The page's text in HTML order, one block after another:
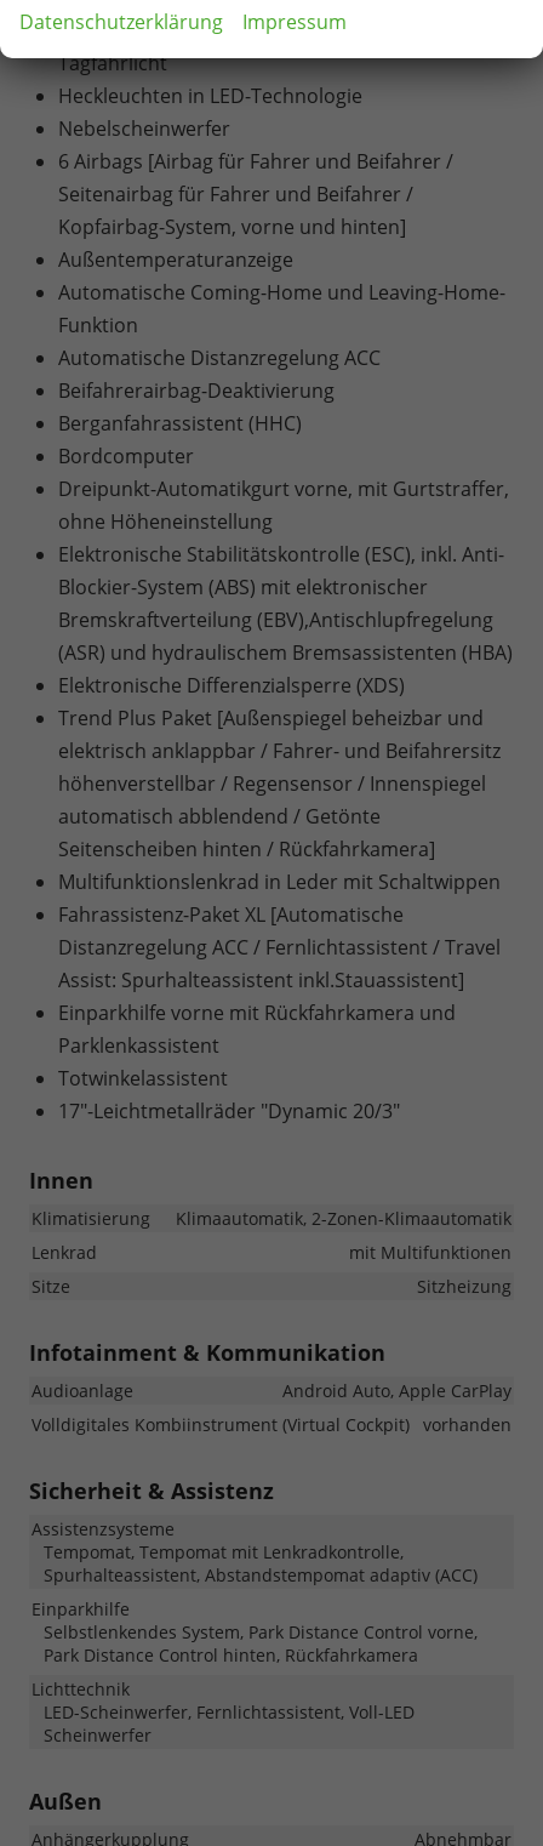
LED-Technologie für Scheinwerfer und
Tagfahrlicht
Heckleuchten in LED-Technologie
Nebelscheinwerfer
6 Airbags [Airbag für Fahrer und Beifahrer /
Seitenairbag für Fahrer und Beifahrer /
Kopfairbag-System, vorne und hinten]
Außentemperaturanzeige
Automatische Coming-Home und Leaving-Home-
Funktion
Automatische Distanzregelung ACC
Beifahrerairbag-Deaktivierung
Berganfahrassistent (HHC)
Bordcomputer
Dreipunkt-Automatikgurt vorne, mit Gurtstraffer,
ohne Höheneinstellung
Elektronische Stabilitätskontrolle (ESC), inkl. Anti-
Blockier-System (ABS) mit elektronischer
Bremskraftverteilung (EBV),Antischlupfregelung
(ASR) und hydraulischem Bremsassistenten (HBA)
Elektronische Differenzialsperre (XDS)
Trend Plus Paket [Außenspiegel beheizbar und
elektrisch anklappbar / Fahrer- und Beifahrersitz
höhenverstellbar / Regensensor / Innenspiegel
automatisch abblendend / Getönte
Seitenscheiben hinten / Rückfahrkamera]
Multifunktionslenkrad in Leder mit Schaltwippen
Fahrassistenz-Paket XL [Automatische
Distanzregelung ACC / Fernlichtassistent / Travel
Assist: Spurhalteassistent inkl.Stauassistent]
Einparkhilfe vorne mit Rückfahrkamera und
Parklenkassistent
Totwinkelassistent
17"-Leichtmetallräder "Dynamic 20/3"
Innen
Klimatisierung
Klimaautomatik, 2-Zonen-Klimaautomatik
Lenkrad
mit Multifunktionen
Sitze
Sitzheizung
Infotainment & Kommunikation
Audioanlage
Android Auto, Apple CarPlay
Volldigitales Kombiinstrument (Virtual Cockpit) vorhanden
Sicherheit & Assistenz
Assistenzsysteme
Tempomat, Tempomat mit Lenkradkontrolle,
Spurhalteassistent, Abstandstempomat adaptiv (ACC)
Einparkhilfe
Selbstlenkendes System, Park Distance Control vorne,
Park Distance Control hinten, Rückfahrkamera
Lichttechnik
LED-Scheinwerfer, Fernlichtassistent, Voll-LED
Scheinwerfer
Außen
Anhängerkupplung Abnehmbar
Datenschutzerklärung Impressum